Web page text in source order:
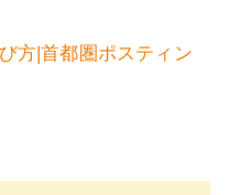
方|首都圏ポスティン